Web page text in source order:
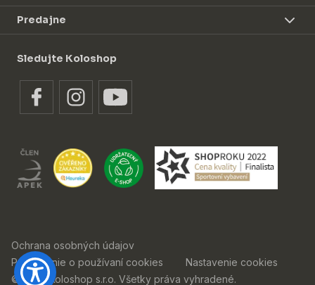
Predajne
Sledujte Koloshop
Ochrana osobných údajov
Prehlásenie o používaní cookies
Nastavenie cookies
© 2026 Koloshop s.r.o. Všetky práva vyhradené.